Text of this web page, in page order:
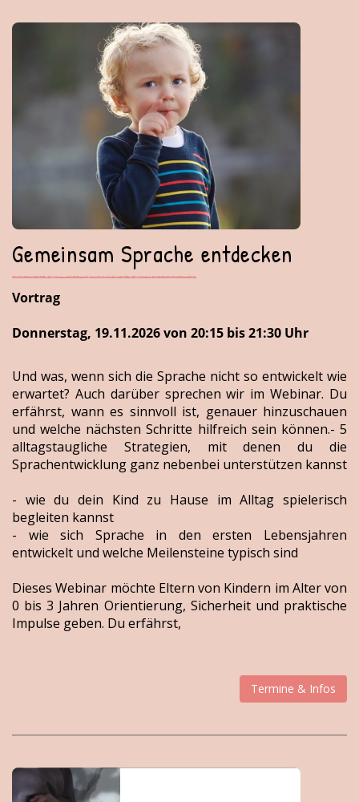
Gemeinsam Sprache entdecken
Vortrag
Donnerstag, 19.11.2026 von 20:15 bis 21:30 Uhr
Und was, wenn sich die Sprache nicht so entwickelt wie
erwartet? Auch darüber sprechen wir im Webinar. Du
erfährst, wann es sinnvoll ist, genauer hinzuschauen
und welche nächsten Schritte hilfreich sein können.- 5
alltagstaugliche Strategien, mit denen du die
Sprachentwicklung ganz nebenbei unterstützen kannst
- wie du dein Kind zu Hause im Alltag spielerisch
begleiten kannst
- wie sich Sprache in den ersten Lebensjahren
entwickelt und welche Meilensteine typisch sind
Dieses Webinar möchte Eltern von Kindern im Alter von
0 bis 3 Jahren Orientierung, Sicherheit und praktische
Impulse geben. Du erfährst,
Termine & Infos